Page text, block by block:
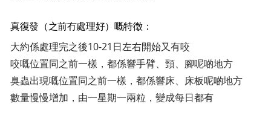
真復發（之前冇處理好）嘅特徵：
大約係處理完之後10-21日左右開始又有咬
咬嘅位置同之前一樣，都係響手臂、頸、腳呢啲地方
臭蟲出現嘅位置同之前一樣，都係響床、床板呢啲地方
數量慢慢增加，由一星期一兩粒，變成每日都有